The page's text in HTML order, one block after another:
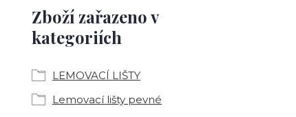
Zboží zařazeno v
kategoriích
LEMOVACÍ LIŠTY
Lemovací lišty pevné